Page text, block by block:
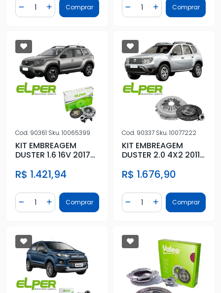
Diminuir Quantidade
Quantidade
Adicionar Quantidade
Comprar Diminuir Quantidade
Quantidade
AdicionarComprar
Cod. 90361 Sku.10065399
KIT EMBREAGEM
DUSTER 1.6 16V 2017
ATUADOR
R$ 1.421,94
Diminuir Quantidade
Quantidade
Adicionar Quantidade
Comprar
Cod. 90337 Sku.10077222
KIT EMBREAGEM
DUSTER 2.0 4X2 2011
ATUADOR
R$ 1.676,90
Diminuir Quantidade
Quantidade
AdicionarComprar